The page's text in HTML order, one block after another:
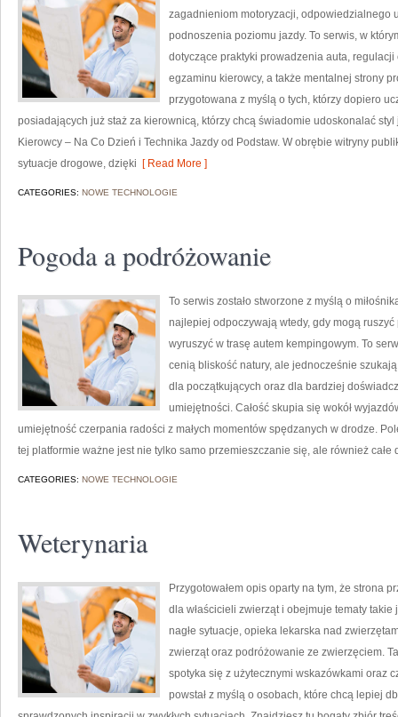
zagadnieniom motoryzacji, odpowiedzialnego
podnoszenia poziomu jazdy. To serwis, w
dotyczące praktyki prowadzenia auta,
egzaminu kierowcy, a także mentalnej strony
przygotowana z myślą o tych, którzy dopiero
posiadających już staż za kierownicą, którzy chcą świadomie udoskonalać
Kierowcy – Na Co Dzień i Technika Jazdy od Podstaw. W obrębie witryny
sytuacje drogowe, dzięki [ Read More ]
CATEGORIES: NOWE TECHNOLOGIE
Pogoda a podróżowanie
To serwis zostało stworzone z myślą o
najlepiej odpoczywają wtedy, gdy mogą
wyruszyć w trasę autem kempingowym. To
cenią bliskość natury, ale jednocześnie
dla początkujących oraz dla bardziej
umiejętności. Całość skupia się wokół
umiejętność czerpania radości z małych momentów spędzanych w drodze.
tej platformie ważne jest nie tylko samo przemieszczanie się, ale również
CATEGORIES: NOWE TECHNOLOGIE
Weterynaria
Przygotowałem opis oparty na tym, że strona
dla właścicieli zwierząt i obejmuje tematy
nagłe sytuacje, opieka lekarska nad
zwierząt oraz podróżowanie ze zwierzęciem.
spotyka się z użytecznymi wskazówkami oraz
powstał z myślą o osobach, które chcą lepiej